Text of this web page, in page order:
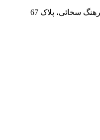
سخائی، پلاک 67